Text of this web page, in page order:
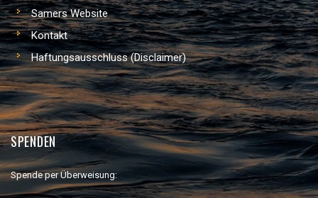
Samers Website
Kontakt
Haftungsausschluss (Disclaimer)
SPENDEN
Spende per Überweisung: